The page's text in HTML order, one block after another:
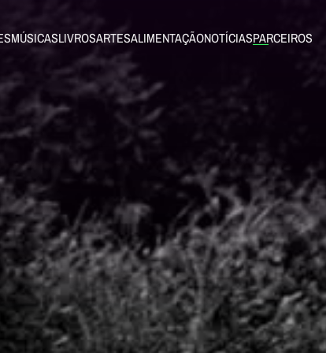
MÚSICASLIVROSARTESALIMENTAÇÃONOTÍCIASPARCEIROS